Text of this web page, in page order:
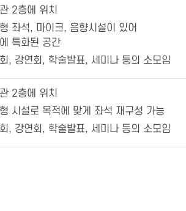
2층에 위치
좌석, 마이크, 음향시설이 있어
특화된 공간
, 강연회, 학술발표, 세미나 등의 소모임
2층에 위치
시설로 목적에 맞게 좌석 재구성 가능
, 강연회, 학술발표, 세미나 등의 소모임